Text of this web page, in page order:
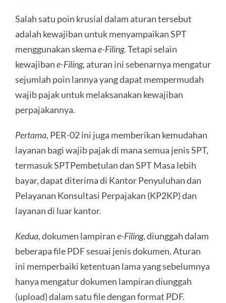
Salah satu poin krusial dalam aturan tersebut
adalah kewajiban untuk menyampaikan SPT
menggunakan skemae-Filing.Tetapi selain
kewajibane-Filing, aturan ini sebenarnya mengatur
sejumlah poin lannya yang dapat mempermudah
wajib pajak untuk melaksanakan kewajiban
perpajakannya.
Pertama, PER-02 ini juga memberikan kemudahan
layanan bagi wajib pajak di mana semua jenis SPT,
termasuk SPTPembetulan dan SPT Masa lebih
bayar, dapat diterima di Kantor Penyuluhan dan
Pelayanan Konsultasi Perpajakan (KP2KP) dan
layanan di luar kantor.
Kedua, dokumen lampirane-Filing, diunggah dalam
beberapa file PDF sesuai jenis dokumen. Aturan
ini memperbaiki ketentuan lama yang sebelumnya
hanya mengatur dokumen lampiran diunggah
(upload) dalam satu file dengan format PDF.